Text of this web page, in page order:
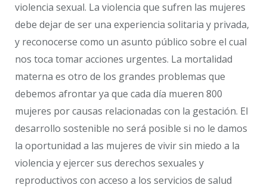
violencia sexual. La violencia que sufren las mujeres
debe dejar de ser una experiencia solitaria y privada,
y reconocerse como un asunto público sobre el cual
nos toca tomar acciones urgentes. La mortalidad
materna es otro de los grandes problemas que
debemos afrontar ya que cada día mueren 800
mujeres por causas relacionadas con la gestación. El
desarrollo sostenible no será posible si no le damos
la oportunidad a las mujeres de vivir sin miedo a la
violencia y ejercer sus derechos sexuales y
reproductivos con acceso a los servicios de salud